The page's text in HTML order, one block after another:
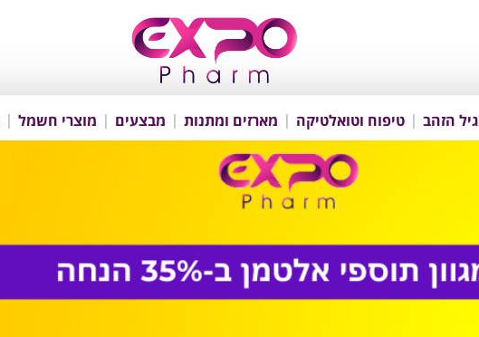
גיל הזהב טיפוח וטואלטיקה מארזים ומתנות מבצעים מוצרי חשמל